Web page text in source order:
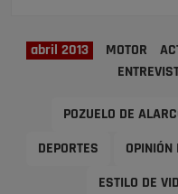
abril 2013 MOTOR
POZUELO DE
DEPORTES OPINIÓN
ESTILO DE